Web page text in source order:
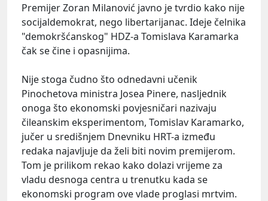
Premijer Zoran Milanović javno je tvrdio kako nije
socijaldemokrat, nego libertarijanac. Ideje čelnika
"demokršćanskog" HDZ-a Tomislava Karamarka
čak se čine i opasnijima.
Nije stoga čudno što odnedavni učenik
Pinochetova ministra Josea Pinere, nasljednik
onoga što ekonomski povjesničari nazivaju
čileanskim eksperimentom, Tomislav Karamarko,
jučer u središnjem Dnevniku HRT-a između
redaka najavljuje da želi biti novim premijerom.
Tom je prilikom rekao kako dolazi vrijeme za
vladu desnoga centra u trenutku kada se
ekonomski program ove vlade proglasi mrtvim.